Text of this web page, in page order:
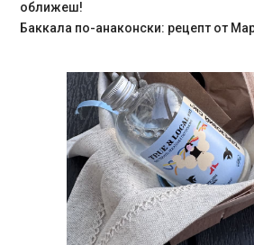
оближеш!
Баккала по-анаконски: рецепт от